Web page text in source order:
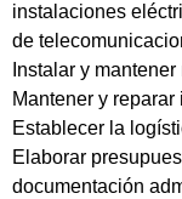
instalaciones
de
Instalar y
Mantener y
Establecer la
Elaborar
documentación